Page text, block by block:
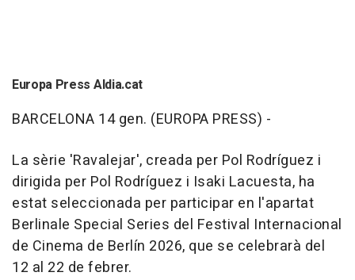
Europa Press Aldia.cat
BARCELONA 14 gen. (EUROPA PRESS) -
La sèrie 'Ravalejar', creada per Pol Rodríguez i
dirigida per Pol Rodríguez i Isaki Lacuesta, ha
estat seleccionada per participar en l'apartat
Berlinale Special Series del Festival Internacional
de Cinema de Berlín 2026, que se celebrarà del
12 al 22 de febrer.